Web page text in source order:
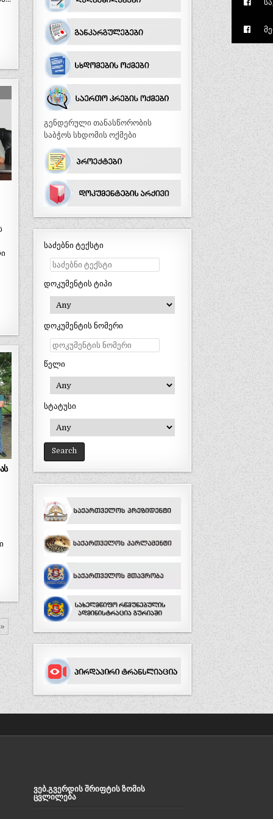
გენდერული თანასწორობის
საბჭოს სხდომის ოქმები
საძებნი ტექსტი
დოკუმენტის ტიპი
დოკუმენტის ნომერი
წელი
სტატუსი
ᲕᲔᲑ.ᲒᲕᲔᲠᲓᲘᲡ ᲨᲠᲘᲤᲢᲘᲡ ᲖᲝᲛᲘᲡ
ᲪᲕᲚᲘᲚᲔᲑᲐ